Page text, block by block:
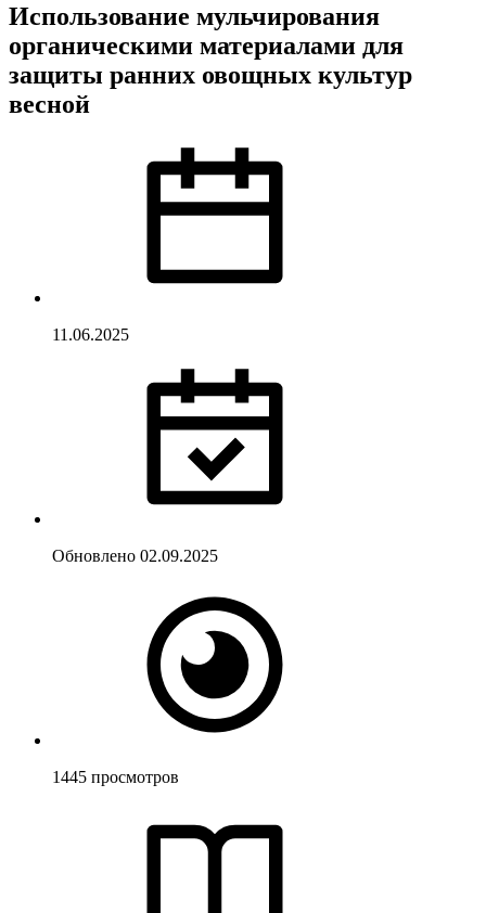
Использование мульчирования
органическими материалами для
защиты ранних овощных культур
весной
11.06.2025
Обновлено 02.09.2025
1445 просмотров